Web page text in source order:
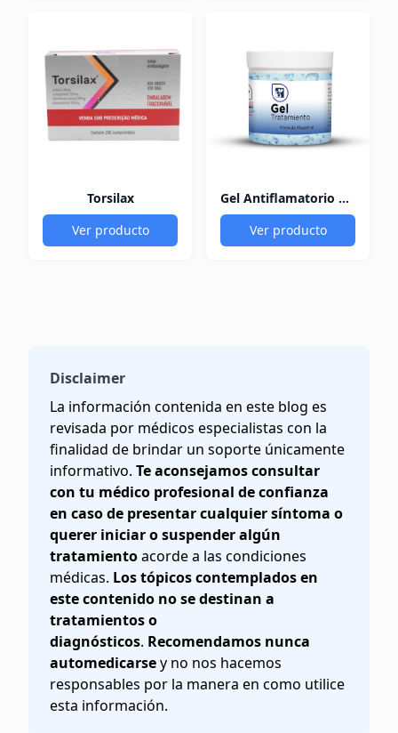
Torsilax
Ver producto
Gel Antiflamatorio 60Gr
Ver producto
Disclaimer
La información contenida en este blog es
revisada por médicos especialistas con la
finalidad de brindar un soporte únicamente
informativo. Te aconsejamos consultar
con tu médico profesional de confianza
en caso de presentar cualquier síntoma o
querer iniciar o suspender algún
tratamientoacorde a las condiciones
médicas. Los tópicos contemplados en
este contenido no se destinan a
tratamientos o
diagnósticos. Recomendamos nunca
automedicarsey no nos hacemos
responsables por la manera en como utilice
esta información.